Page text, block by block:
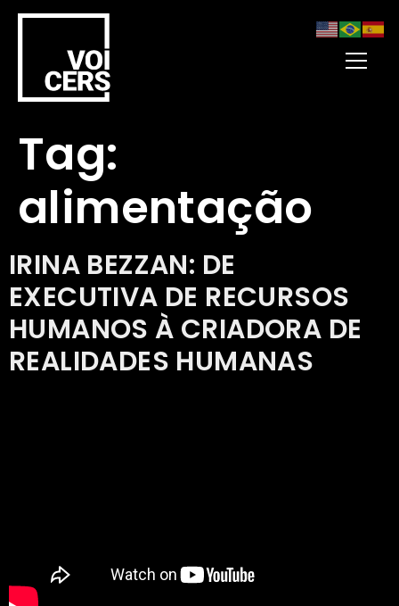
Tag:
alimentação
IRINA BEZZAN: DE
EXECUTIVA DE RECURSOS
HUMANOS À CRIADORA DE
REALIDADES HUMANAS